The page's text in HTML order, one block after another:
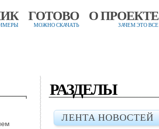
ГОТОВО
МОЖНО СКАЧАТЬ
О ПРОЕКТЕ
ЗАЧЕМ ЭТО ВСЕ
РАЗДЕЛЫ
ЛЕНТА НОВОСТЕЙ